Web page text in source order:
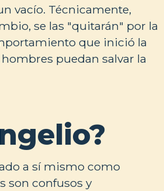
vacío. Técnicamente,
se las "quitarán" por la
que inició la
puedan salvar la
a sí mismo como
son confusos y